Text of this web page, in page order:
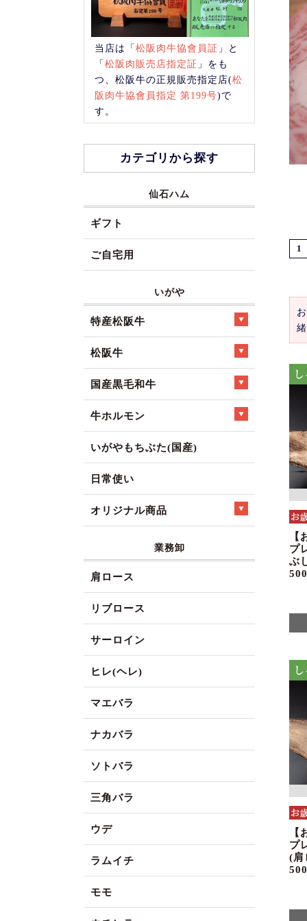
1
【
プ
ぶ
【
プ
(肩
当店は「松阪肉牛協會員証 」と
「松阪肉販売店指定証 」をも
つ、松阪牛の正規販売指定店(松
阪肉牛協會員指定 第199号)で
す。
カテゴリから探す
仙石ハム
ギフト
ご自宅用
いがや
特産松阪牛
松阪牛
国産黒毛和牛
牛ホルモン
いがやもちぶた(国産)
日常使い
オリジナル商品
業務卸
肩ロース
リブロース
サーロイン
ヒレ(ヘレ)
マエバラ
ナカバラ
ソトバラ
三角バラ
ウデ
ラムイチ
モモ